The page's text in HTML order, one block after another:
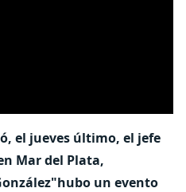
el jueves último, el jefe
Mar del Plata,
un evento